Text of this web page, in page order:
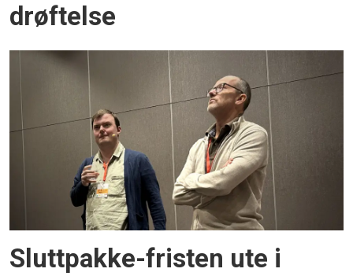
drøftelse
Sluttpakke-fristen ute i